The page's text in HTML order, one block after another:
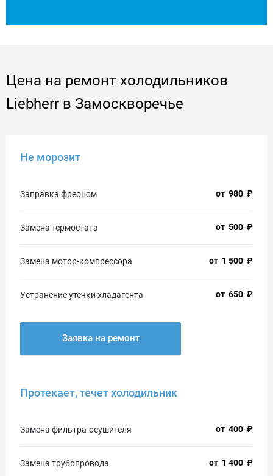
Цена на ремонт холодильников
Liebherr в Замоскворечье
Не морозит
Заправка фреоном от 980 ₽
Замена термостата от 500 ₽
Замена мотор-компрессора от 1 500 ₽
Устранение утечки хладагента от 650 ₽
Заявка на ремонт
Протекает, течет холодильник
Замена фильтра-осушителя от 400 ₽
Замена трубопровода от 1 400 ₽